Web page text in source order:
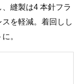
縫製は4 本針フラ
を軽減。着回しし
。